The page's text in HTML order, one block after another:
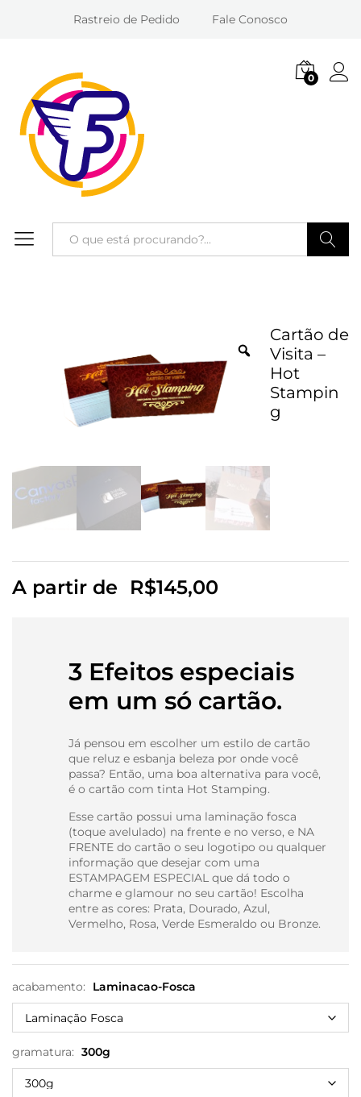
Rastreio de Pedido Fale Conosco
0
Cartão de
Visita –
Hot
Stampin
g
A partir de R$145,00
3 Efeitos especiais
em um só cartão.
Já pensou em escolher um estilo de cartão
que reluz e esbanja beleza por onde você
passa? Então, uma boa alternativa para você,
é o cartão com tinta Hot Stamping.
Esse cartão possui uma laminação fosca
(toque avelulado) na frente e no verso, e NA
FRENTE do cartão o seu logotipo ou qualquer
informação que desejar com uma
ESTAMPAGEM ESPECIAL que dá todo o
charme e glamour no seu cartão! Escolha
entre as cores: Prata, Dourado, Azul,
Vermelho, Rosa, Verde Esmeraldo ou Bronze.
acabamento: Laminacao-Fosca
gramatura: 300g